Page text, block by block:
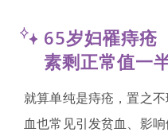
65岁妇罹痔
素剩正常值一
就算单纯是痔疮，置之
血也常见引发贫血、影